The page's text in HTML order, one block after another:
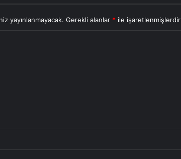
yayınlanmayacak. Gerekli alanlar * ile işaretlenmişlerdir